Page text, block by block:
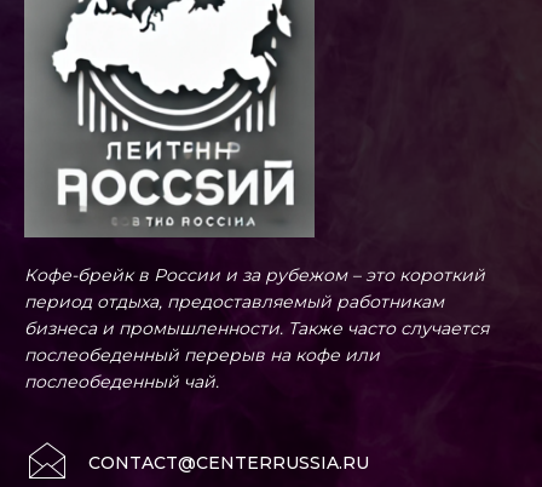
Кофе-брейк в России и за рубежом – это короткий
период отдыха, предоставляемый работникам
бизнеса и промышленности. Также часто случается
послеобеденный перерыв на кофе или
послеобеденный чай.
CONTACT@CENTERRUSSIA.RU